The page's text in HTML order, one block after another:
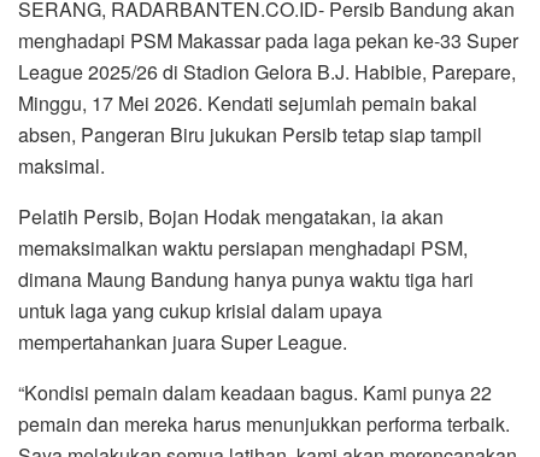
SERANG, RADARBANTEN.CO.ID- Persib Bandung akan
menghadapi PSM Makassar pada laga pekan ke-33 Super
League 2025/26 di Stadion Gelora B.J. Habibie, Parepare,
Minggu, 17 Mei 2026. Kendati sejumlah pemain bakal
absen, Pangeran Biru jukukan Persib tetap siap tampil
maksimal.
Pelatih Persib, Bojan Hodak mengatakan, ia akan
memaksimalkan waktu persiapan menghadapi PSM,
dimana Maung Bandung hanya punya waktu tiga hari
untuk laga yang cukup krisial dalam upaya
mempertahankan juara Super League.
“Kondisi pemain dalam keadaan bagus. Kami punya 22
pemain dan mereka harus menunjukkan performa terbaik.